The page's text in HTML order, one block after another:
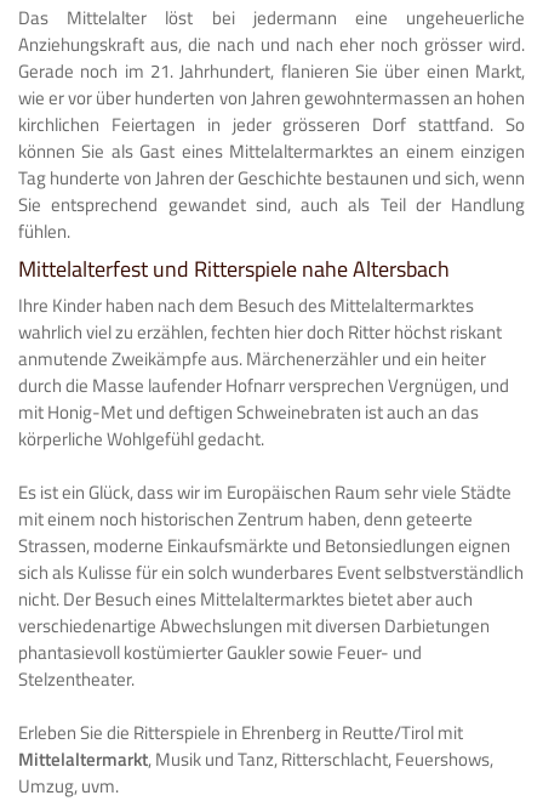
Das Mittelalter löst bei jedermann eine ungeheuerliche
Anziehungskraft aus, die nach und nach eher noch grösser wird.
Gerade noch im 21. Jahrhundert, flanieren Sie über einen Markt,
wie er vor über hunderten von Jahren gewohntermassen an hohen
kirchlichen Feiertagen in jeder grösseren Dorf stattfand. So
können Sie als Gast eines Mittelaltermarktes an einem einzigen
Tag hunderte von Jahren der Geschichte bestaunen und sich, wenn
Sie entsprechend gewandet sind, auch als Teil der Handlung
fühlen.
Mittelalterfest und Ritterspiele nahe Altersbach
Ihre Kinder haben nach dem Besuch des Mittelaltermarktes
wahrlich viel zu erzählen, fechten hier doch Ritter höchst riskant
anmutende Zweikämpfe aus. Märchenerzähler und ein heiter
durch die Masse laufender Hofnarr versprechen Vergnügen, und
mit Honig-Met und deftigen Schweinebraten ist auch an das
körperliche Wohlgefühl gedacht.
Es ist ein Glück, dass wir im Europäischen Raum sehr viele Städte
mit einem noch historischen Zentrum haben, denn geteerte
Strassen, moderne Einkaufsmärkte und Betonsiedlungen eignen
sich als Kulisse für ein solch wunderbares Event selbstverständlich
nicht. Der Besuch eines Mittelaltermarktes bietet aber auch
verschiedenartige Abwechslungen mit diversen Darbietungen
phantasievoll kostümierter Gaukler sowie Feuer- und
Stelzentheater.
Erleben Sie die Ritterspiele in Ehrenberg in Reutte/Tirol mit
Mittelaltermarkt, Musik und Tanz, Ritterschlacht, Feuershows,
Umzug, uvm.